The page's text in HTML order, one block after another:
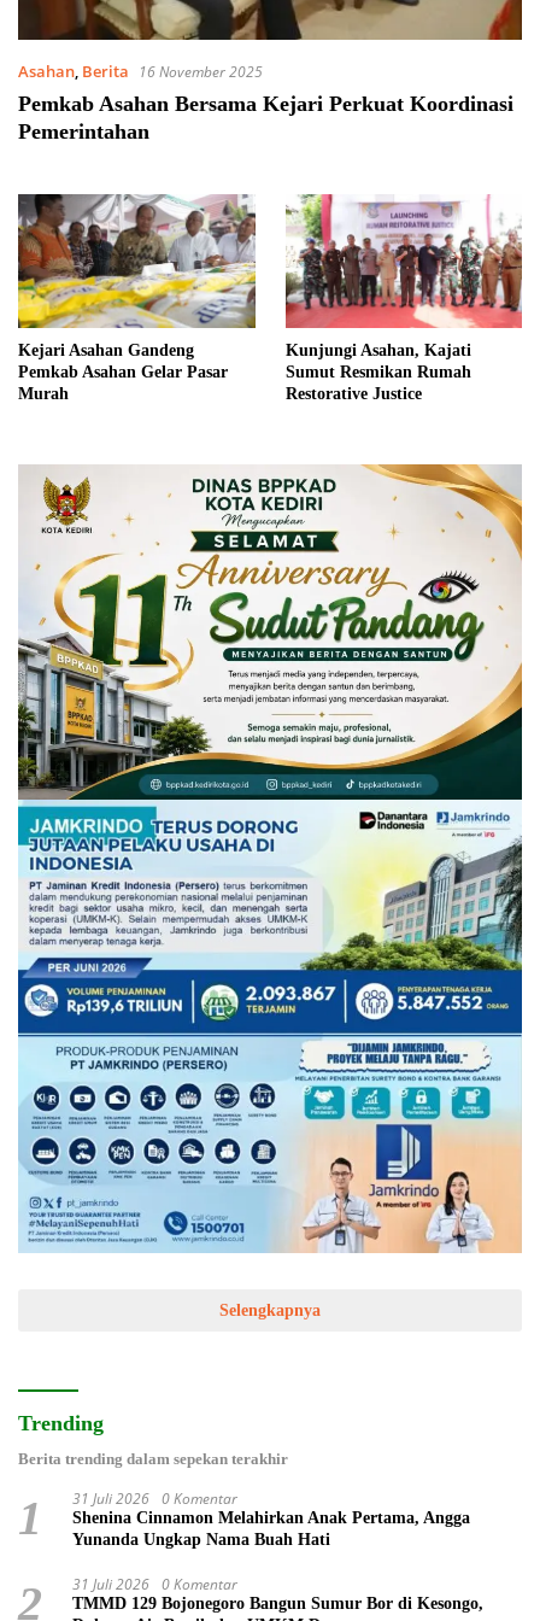
Asahan, Berita 16 November 2025
Pemkab Asahan Bersama Kejari Perkuat Koordinasi
Pemerintahan
Kejari Asahan Gandeng
Pemkab Asahan Gelar Pasar
Murah
Kunjungi Asahan, Kajati
Sumut Resmikan Rumah
Restorative Justice
Selengkapnya
Trending
Berita trending dalam sepekan terakhir
1 31 Juli 2026 0 Komentar
Shenina Cinnamon Melahirkan Anak Pertama, Angga
Yunanda Ungkap Nama Buah Hati
2 31 Juli 2026 0 Komentar
TMMD 129 Bojonegoro Bangun Sumur Bor di Kesongo,